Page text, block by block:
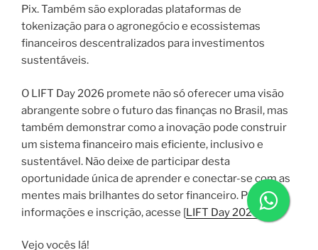
Pix. Também são exploradas plataformas de
tokenização para o agronegócio e ecossistemas
financeiros descentralizados para investimentos
sustentáveis.
O LIFT Day 2026 promete não só oferecer uma visão
abrangente sobre o futuro das finanças no Brasil, mas
também demonstrar como a inovação pode construir
um sistema financeiro mais eficiente, inclusivo e
sustentável. Não deixe de participar desta
oportunidade única de aprender e conectar-se com as
mentes mais brilhantes do setor financeiro. Para mais
informações e inscrição, acesse [LIFT Day 2026 ].
Vejo vocês lá!